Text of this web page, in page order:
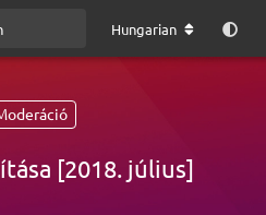
Hungarian
[2018. július]